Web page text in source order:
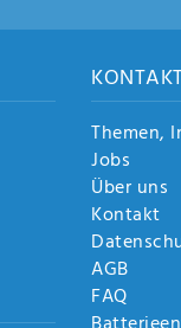
Themen,
Jobs
Über uns
Kontakt
AGB
FAQ